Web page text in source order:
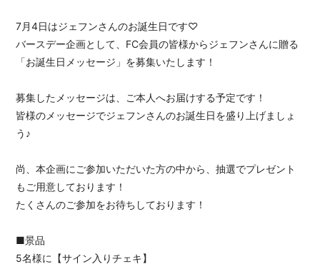
7月4日はジェフンさんのお誕生日です♡
バースデー企画として、FC会員の皆様からジェフンさんに贈る
「お誕生日メッセージ」を募集いたします！
募集したメッセージは、ご本人へお届けする予定です！
皆様のメッセージでジェフンさんのお誕生日を盛り上げましょ
う♪
尚、本企画にご参加いただいた方の中から、抽選でプレゼント
もご用意しております！
たくさんのご参加をお待ちしております！
■景品
5名様に【サイン入りチェキ】